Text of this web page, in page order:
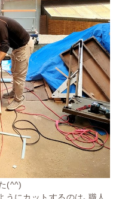
(^^)
にカットするのは、職人